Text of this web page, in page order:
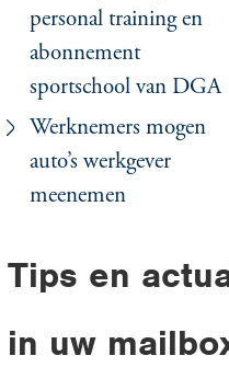
personal training en
abonnement
sportschool van DGA
Werknemers mogen
auto’s werkgever
meenemen
Tips en
in uw